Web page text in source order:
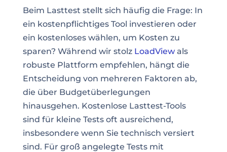
Beim Lasttest stellt sich häufig die Frage: In
ein kostenpflichtiges Tool investieren oder
ein kostenloses wählen, um Kosten zu
sparen? Während wir stolz LoadViewals
robuste Plattform empfehlen, hängt die
Entscheidung von mehreren Faktoren ab,
die über Budgetüberlegungen
hinausgehen. Kostenlose Lasttest-Tools
sind für kleine Tests oft ausreichend,
insbesondere wenn Sie technisch versiert
sind. Für groß angelegte Tests mit